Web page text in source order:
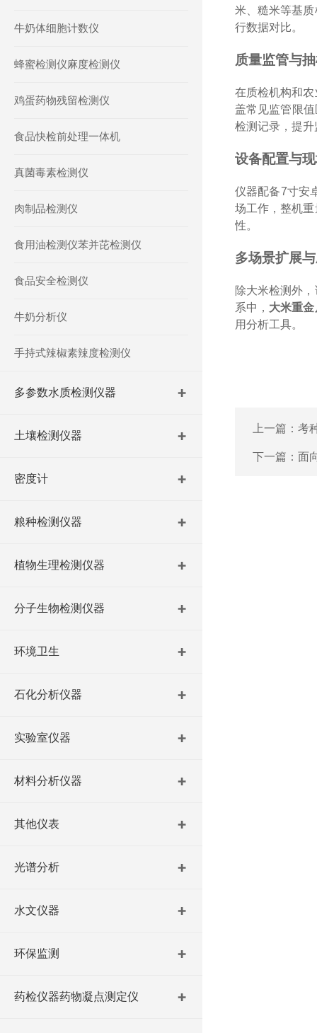
米、糙米等基
行数据对比。
质量监管与
在质检机构和
盖常见监管限
检测记录，提
设备配置与
仪器配备7寸安
场工作，整机
性。
多场景扩展
除大米检测外
系中， 大米重
用分析工具。
上一篇： 考
下一篇： 面
牛奶体细胞计数仪
蜂蜜检测仪麻度检测仪
鸡蛋药物残留检测仪
食品快检前处理一体机
真菌毒素检测仪
肉制品检测仪
食用油检测仪苯并芘检测仪
食品安全检测仪
牛奶分析仪
手持式辣椒素辣度检测仪
多参数水质检测仪器
土壤检测仪器
密度计
粮种检测仪器
植物生理检测仪器
分子生物检测仪器
环境卫生
石化分析仪器
实验室仪器
材料分析仪器
其他仪表
光谱分析
水文仪器
环保监测
药检仪器药物凝点测定仪